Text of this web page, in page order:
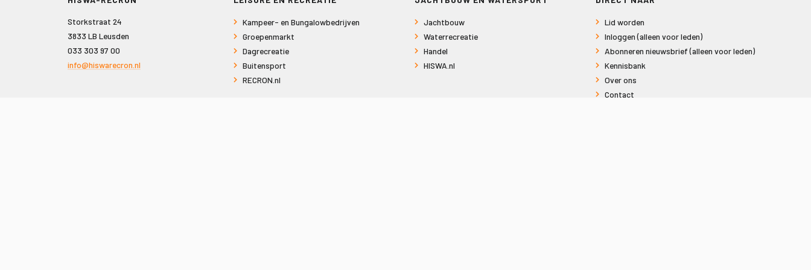
Storkstraat 24
3833 LB Leusden
033 303 97 00
info@hiswarecron.nl
Kampeer- en Bungalowbedrijven
Groepenmarkt
Dagrecreatie
Buitensport
RECRON.nl
Jachtbouw
Waterrecreatie
Handel
HISWA.nl
Lid worden
Inloggen (alleen voor leden)
Abonneren nieuwsbrief (alleen voor leden)
Kennisbank
Over ons
Contact